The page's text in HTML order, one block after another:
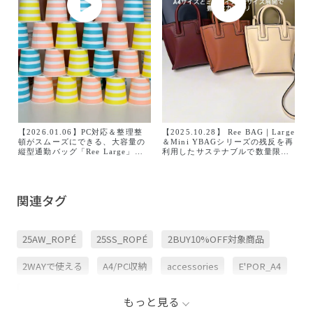
【2026.01.06】PC対応＆整理整
頓がスムーズにできる、大容量の
縦型通勤バッグ「Ree Large」。
は、スーツにもオフィスカジュア
です。
【2025.10.28】 Ree BAG｜Large
＆Mini YBAGシリーズの残反を再
利用したサステナブルで数量限定
関連タグ
25AW_ROPÉ 25SS_ROPÉ 2BUY10%OFF対象商品
2WAYで使える A4/PC収納 accessories E'POR_A4
もっと見る